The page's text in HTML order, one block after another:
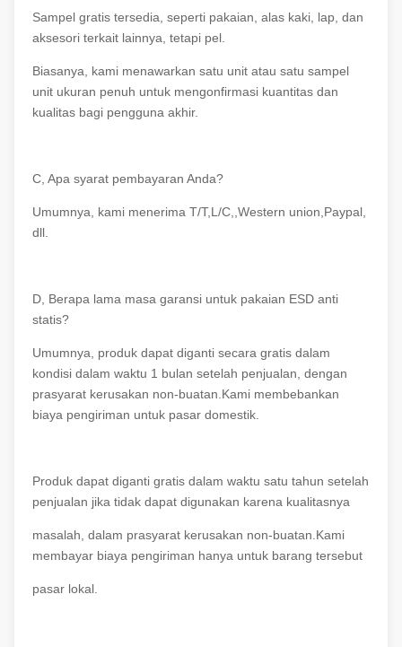
Sampel gratis tersedia, seperti pakaian, alas kaki, lap, dan
aksesori terkait lainnya, tetapi pel.
Biasanya, kami menawarkan satu unit atau satu sampel
unit ukuran penuh untuk mengonfirmasi kuantitas dan
kualitas bagi pengguna akhir.
C, Apa syarat pembayaran Anda?
Umumnya, kami menerima T/T,L/C,,Western union,Paypal,
dll.
D, Berapa lama masa garansi untuk pakaian ESD anti
statis?
Umumnya, produk dapat diganti secara gratis dalam
kondisi dalam waktu 1 bulan setelah penjualan, dengan
prasyarat kerusakan non-buatan.Kami membebankan
biaya pengiriman untuk pasar domestik.
Produk dapat diganti gratis dalam waktu satu tahun setelah
penjualan jika tidak dapat digunakan karena kualitasnya
masalah, dalam prasyarat kerusakan non-buatan.Kami
membayar biaya pengiriman hanya untuk barang tersebut
pasar lokal.